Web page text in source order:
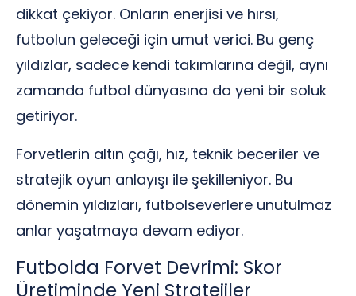
dikkat çekiyor. Onların enerjisi ve hırsı,
futbolun geleceği için umut verici. Bu genç
yıldızlar, sadece kendi takımlarına değil, aynı
zamanda futbol dünyasına da yeni bir soluk
getiriyor.
Forvetlerin altın çağı, hız, teknik beceriler ve
stratejik oyun anlayışı ile şekilleniyor. Bu
dönemin yıldızları, futbolseverlere unutulmaz
anlar yaşatmaya devam ediyor.
Futbolda Forvet Devrimi: Skor
Üretiminde Yeni Stratejiler